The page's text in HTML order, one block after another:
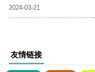
2024-03-21
友情链接